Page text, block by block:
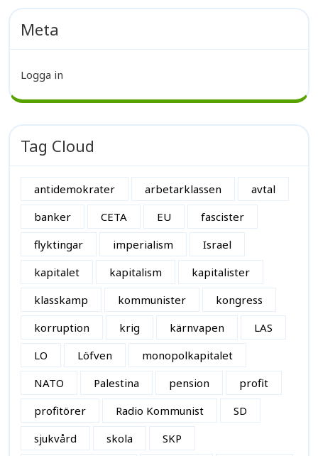
Meta
Logga in
Tag Cloud
antidemokrater arbetarklassen
avtal
banker
CETA EU
fascister
flyktingar
imperialism
Israel
kapitalet
kapitalism
kapitalister
klasskamp
kommunister
kongress
korruption
krig kärnvapen
LAS
LO
Löfven
monopolkapitalet
NATO
Palestina pension
profit
profitörer
Radio Kommunist
SD
sjukvård
skola
SKP